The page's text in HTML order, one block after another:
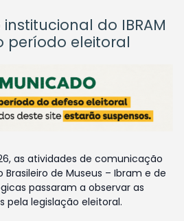
do IBRAM
período eleitoral
as atividades de comunicação
de Museus – Ibram e de
passaram a observar as
pela legislação eleitoral.